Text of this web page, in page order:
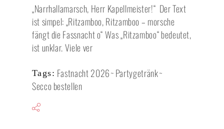
„Narrhallamarsch, Herr Kapellmeister!“ Der Text
ist simpel: „Ritzamboo, Ritzamboo – morsche
fängt die Fassnacht o“ Was „Ritzamboo“ bedeutet,
ist unklar. Viele ver
Tags: Fastnacht 2026 Partygetränk
Secco bestellen